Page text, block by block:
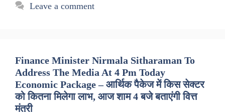
Leave a comment
Finance Minister Nirmala Sitharaman To
Address The Media At 4 Pm Today
Economic Package – आर्थिक पैकेज में किस सेक्टर
को कितना मिलेगा लाभ, आज शाम 4 बजे बताएंगी वित्त
मंत्री